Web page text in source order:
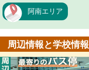
阿南エリア
周辺情報と学校情報